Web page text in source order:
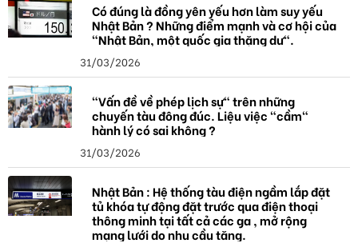
Có đúng là đồng yên yếu hơn làm suy yếu
Nhật Bản ? Những điểm mạnh và cơ hội của
"Nhật Bản, một quốc gia thặng dư".
31/03/2026
"Vấn đề về phép lịch sự" trên những
chuyến tàu đông đúc. Liệu việc "cầm"
hành lý có sai không ?
31/03/2026
Nhật Bản : Hệ thống tàu điện ngầm lắp đặt
tủ khóa tự động đặt trước qua điện thoại
thông minh tại tất cả các ga , mở rộng
mạng lưới do nhu cầu tăng.